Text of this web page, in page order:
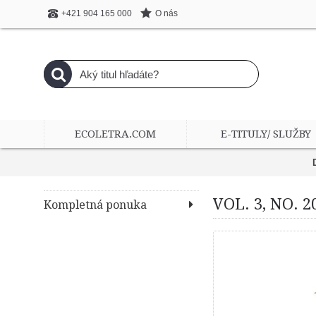
+421 904 165 000 O nás
ECOLETRA.COM E-TITULY/ SLUŽBY
Kompletná ponuka VOL. 3, NO.